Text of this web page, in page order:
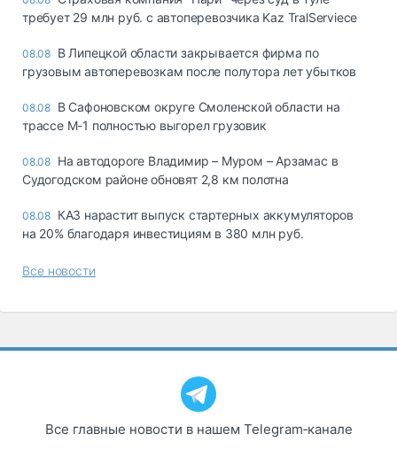
требует 29 млн руб. с автоперевозчика Kaz TralServiece
08.08 В Липецкой области закрывается фирма по
грузовым автоперевозкам после полутора лет убытков
08.08 В Сафоновском округе Смоленской области на
трассе М-1 полностью выгорел грузовик
08.08 На автодороге Владимир – Муром – Арзамас в
Судогодском районе обновят 2,8 км полотна
08.08 КАЗ нарастит выпуск стартерных аккумуляторов
на 20% благодаря инвестициям в 380 млн руб.
Все новости
Все главные новости в нашем Telegram‑канале